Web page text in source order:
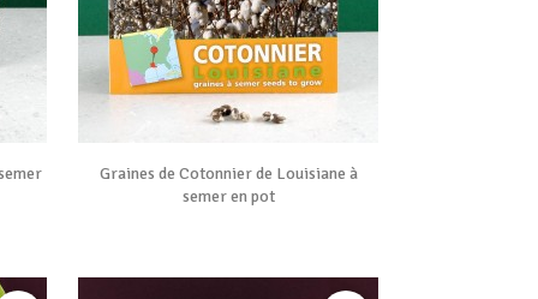
Vue rapide
Graines de Cotonnier de Louisiane à
semer en pot